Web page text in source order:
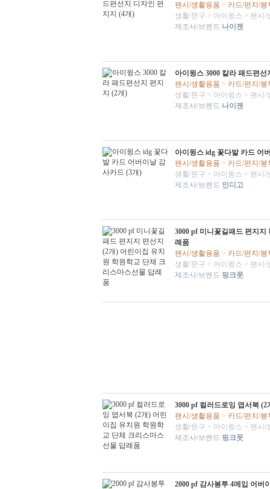
팬시/생활용품 > 카드/편지/봉
생활/문구 > 아이윙스 > 팬시/
제조사/브렌드 나이젠
아이윙스 3000 칼라 패드편선
팬시/생활용품 > 카드/편지/봉
생활/문구 > 아이윙스 > 팬시/
제조사/브렌드 나이젠
아이윙스 idg 꽃다발 카드 어
팬시/생활용품 > 카드/편지/봉
생활/문구 > 아이윙스 > 팬시/
제조사/브렌드 인디고
3000 pf 미니꽃길패드 편지
례품
팬시/생활용품 > 카드/편지/봉
생활/문구 > 아이윙스 > 팬시/
제조사/브렌드 핑크풋
3000 pf 컬러드로잉 엽서북
팬시/생활용품 > 카드/편지/봉
생활/문구 > 아이윙스 > 팬시/
제조사/브렌드 핑크풋
2000 pf 감사봉투 4메입 어버